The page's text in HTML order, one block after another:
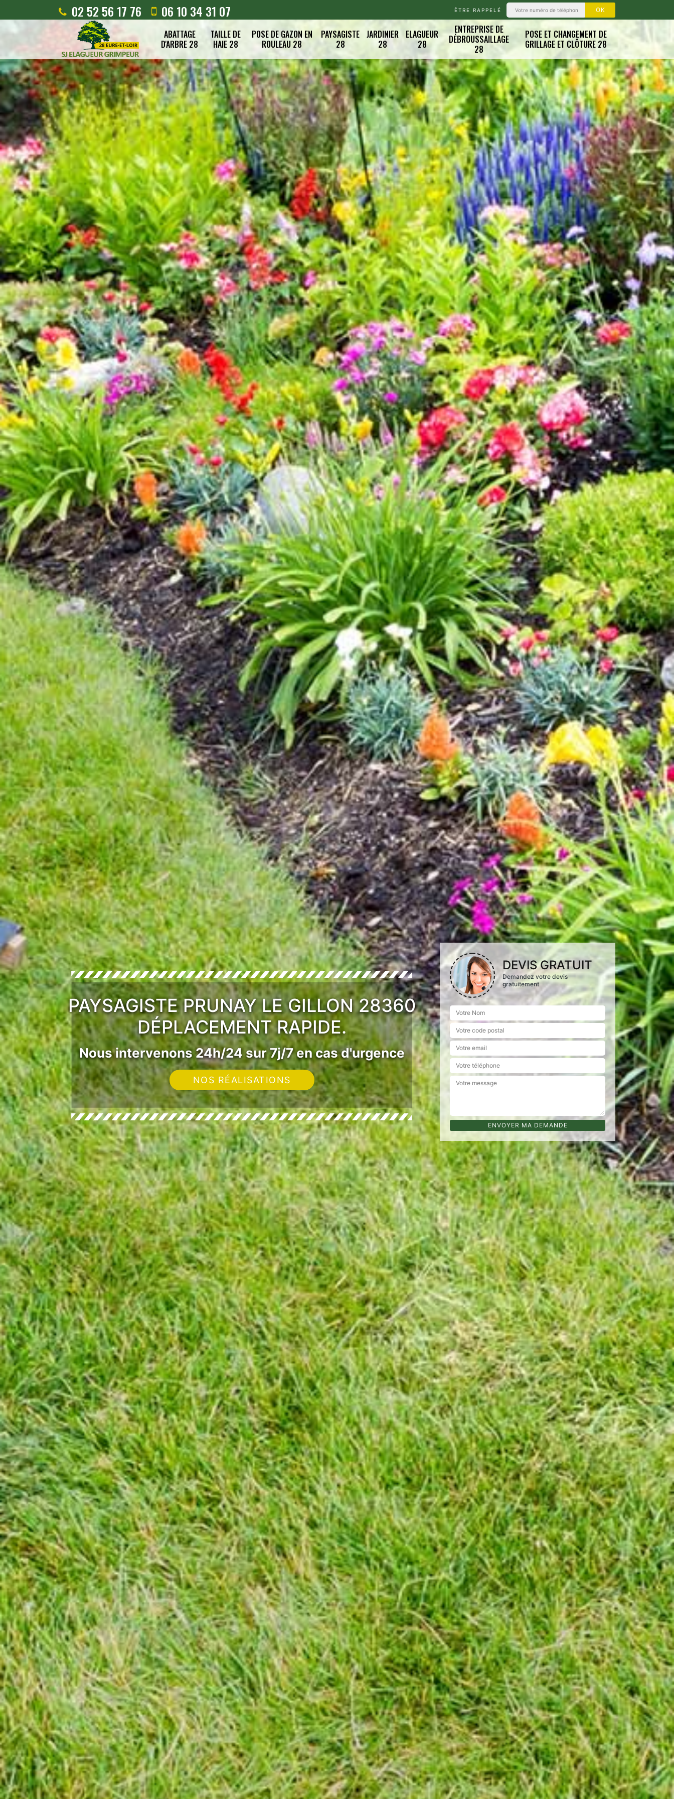
02 52 56 17 76 06 10 34 31 07 ÊTRE RAPPELÉ
ABATTAGE
D'ARBRE 28
TAILLE DE
HAIE 28
POSE DE GAZON EN
ROULEAU 28
PAYSAGISTE
28
JARDINIER
28
ELAGUEUR
28
ENTREPRISE DE
DÉBROUSSAILLAGE
28
POSE ET CHANGEMENT DE
GRILLAGE ET CLÔTURE 28
PAYSAGISTE PRUNAY LE GILLON 28360
DÉPLACEMENT RAPIDE.
Nous intervenons 24h/24 sur 7j/7 en cas d'urgence
NOS RÉALISATIONS
DEVIS GRATUIT
Demandez votre devis
gratuitement